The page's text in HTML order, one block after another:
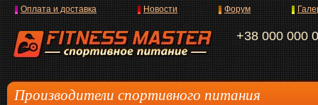
+38 000 000
Оплата и доставка Новости Форум
Производители спортивного питания